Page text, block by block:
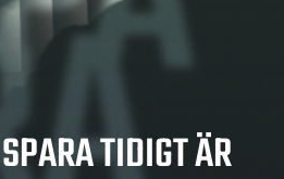
TIDIGT ÄR